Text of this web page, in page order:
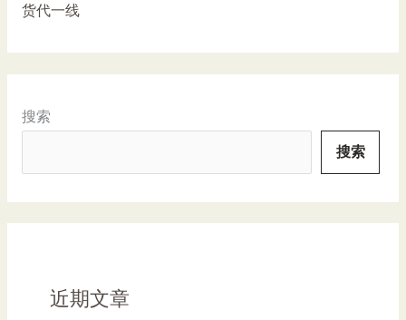
货代一线
搜索
搜索
近期文章